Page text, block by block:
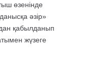
өзенінде
әзір»
қабылданып
жүзеге